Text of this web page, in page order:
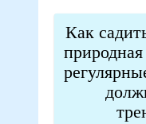
Как